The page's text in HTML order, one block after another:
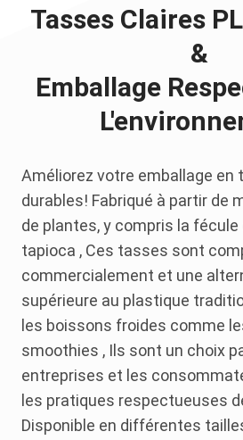
Tasses Claires
&
Emballage
Améliorez votre emballage en
durables! Fabriqué à partir de
de plantes, y compris la
tapioca , Ces tasses sont
commercialement et une
supérieure au plastique
les boissons froides comme
smoothies , Ils sont un choix
entreprises et les
les pratiques respectueuses
Disponible en différentes